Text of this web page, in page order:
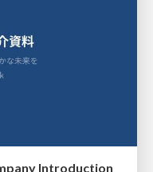
Introduction